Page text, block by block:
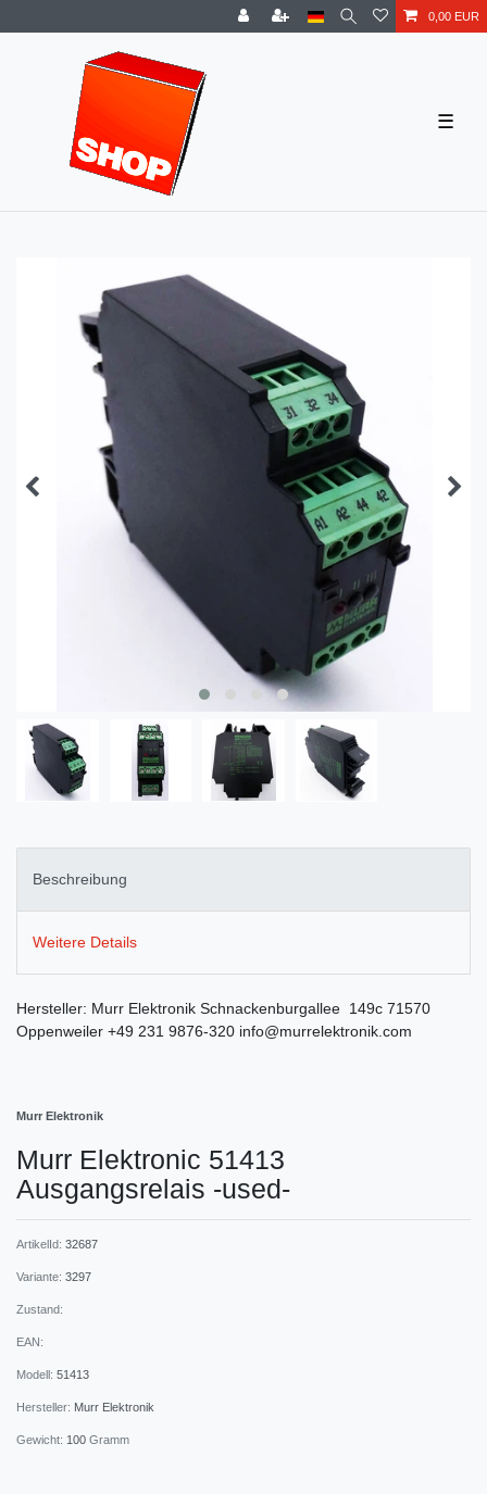
0,00 EUR
☰
Beschreibung
Weitere Details
Hersteller: Murr Elektronik Schnackenburgallee 149c 71570
Oppenweiler +49 231 9876-320 info@murrelektronik.com
Murr Elektronik
Murr Elektronic 51413
Ausgangsrelais -used-
ArtikelId: 32687
Variante: 3297
Zustand:
EAN:
Modell: 51413
Hersteller: Murr Elektronik
Gewicht: 100 Gramm